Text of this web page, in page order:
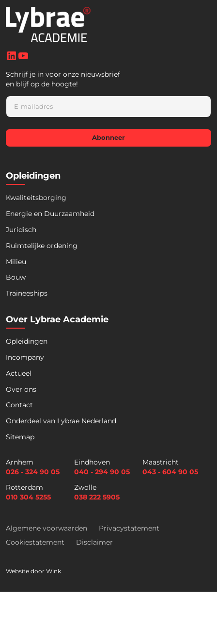
LinkedIn
Schrijf je in voor onze nieuwsbrief
en blijf op de hoogte!
E
a
i
*
Abonneer
Opleidingen
Kwaliteitsborging
Energie en Duurzaamheid
Juridisch
Ruimtelijke ordening
Milieu
Bouw
Traineeships
Over Lybrae Academie
Opleidingen
Incompany
Actueel
Over ons
Contact
Onderdeel van Lybrae Nederland
Sitemap
Arnhem
026 - 324 90 05
Eindhoven
040 - 294 90 05
Maastricht
043 - 604 90 05
Rotterdam
010 304 5255
Zwolle
038 222 5905
Algemene voorwaarden
Privacystatement
Cookiestatement
Disclaimer
Website door Wink
Download nu de opleidingsgids!
Naam*